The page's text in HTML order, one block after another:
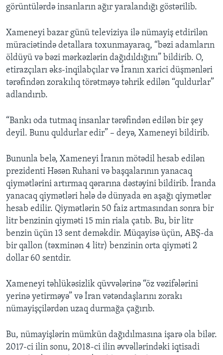
görüntülərdə insanların ağır yaralandığı göstərilib.
Xameneyi bazar günü televiziya ilə nümayiş etdirilən
müraciətində detallara toxunmayaraq, “bəzi adamların
öldüyü və bəzi mərkəzlərin dağıdıldığını” bildirib. O,
etirazçıları əks-inqilabçılar və İranın xarici düşmənləri
tərəfindən zorakılıq törətməyə təhrik edilən “quldurlar”
adlandırıb.
“Bankı oda tutmaq insanlar tərəfindən edilən bir şey
deyil. Bunu quldurlar edir” – deyə, Xameneyi bildirib.
Bununla belə, Xameneyi İranın mötədil hesab edilən
prezidenti Həsən Ruhani və başqalarının yanacaq
qiymətlərini artırmaq qərarına dəstəyini bildirib. İranda
yanacaq qiymətləri hələ də dünyada ən aşağı qiymətlər
hesab edilir. Qiymətlərin 50 faiz artmasından sonra bir
litr benzinin qiyməti 15 min riala çatıb. Bu, bir litr
benzin üçün 13 sent deməkdir. Müqayisə üçün, ABŞ-da
bir qallon (təxminən 4 litr) benzinin orta qiyməti 2
dollar 60 sentdir.
Xameneyi təhlükəsizlik qüvvələrinə “öz vəzifələrini
yerinə yetirməyə” və İran vətəndaşlarını zorakı
nümayişçilərdən uzaq durmağa çağırıb.
Bu, nümayişlərin mümkün dağıdılmasına işarə ola bilər.
2017-ci ilin sonu, 2018-ci ilin əvvəllərindəki iqtisadi